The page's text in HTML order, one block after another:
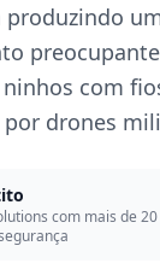
produzindo
com
drones
com mais de